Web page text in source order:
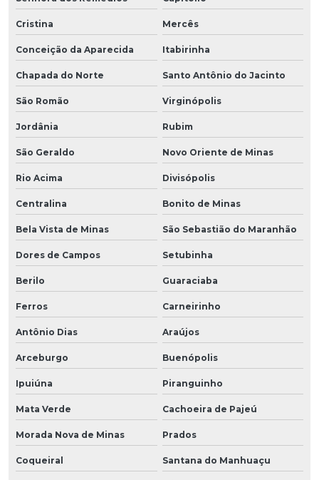
Cristina Mercês
Conceição da Aparecida Itabirinha
Chapada do Norte Santo Antônio do Jacinto
São Romão Virginópolis
Jordânia Rubim
São Geraldo Novo Oriente de Minas
Rio Acima Divisópolis
Centralina Bonito de Minas
Bela Vista de Minas São Sebastião do Maranhão
Dores de Campos Setubinha
Berilo Guaraciaba
Ferros Carneirinho
Antônio Dias Araújos
Arceburgo Buenópolis
Ipuiúna Piranguinho
Mata Verde Cachoeira de Pajeú
Morada Nova de Minas Prados
Coqueiral Santana do Manhuaçu